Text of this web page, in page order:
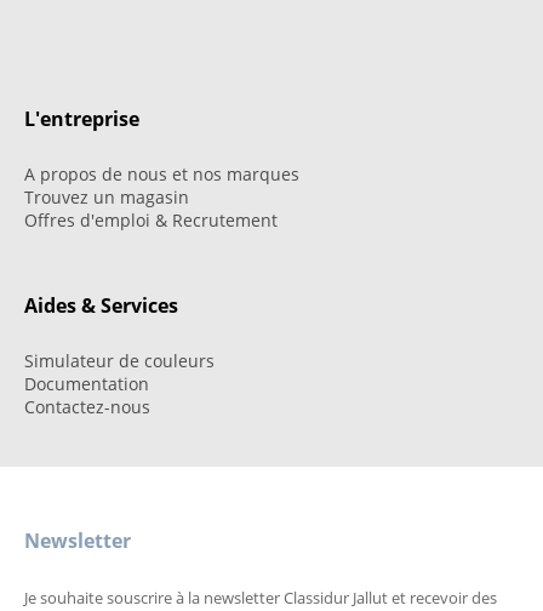
L'entreprise
A propos de nous et nos marques
Trouvez un magasin
Offres d'emploi & Recrutement
Aides & Services
Simulateur de couleurs
Documentation
Contactez-nous
Newsletter
Je souhaite souscrire à la newsletter Classidur Jallut et recevoir des